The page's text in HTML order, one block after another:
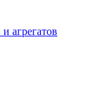
агрегатов